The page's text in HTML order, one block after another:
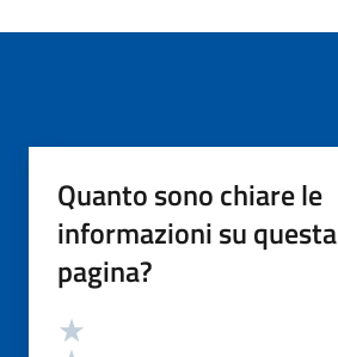
Quanto sono chiare le
informazioni su questa
pagina?
Valutazione